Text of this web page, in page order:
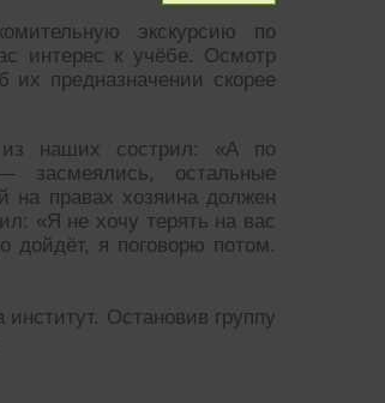
экскурсию по
интерес к учёбе. Осмотр
их предназначении скорее
наших сострил: «А по
засмеялись, остальные
на правах хозяина должен
«Я не хочу терять на вас
дойдёт, я поговорю потом.
Остановив группу